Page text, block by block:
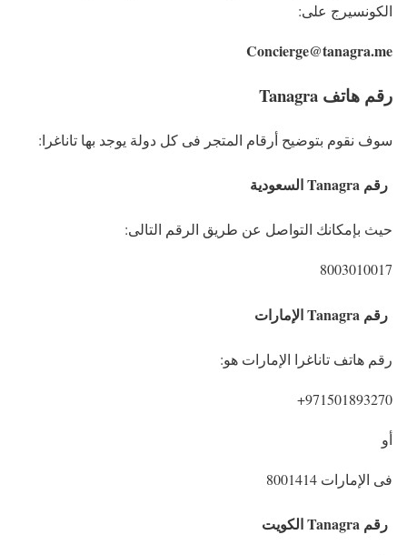
الكونسيرج على:
Concierge@tanagra.me
رقم هاتف Tanagra
سوف نقوم بتوضيح أرقام المتجر فى كل دولة يوجد بها تاناغرا:
رقم Tanagraالسعودية
حيث بإمكانك التواصل عن طريق الرقم التالى:
8003010017
رقم Tanagra الإمارات
رقم هاتف تاناغرا الإمارات هو:
971501893270+
أو
فى الإمارات 8001414
رقم Tanagra الكويت